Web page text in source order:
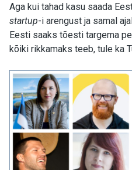
Aga kui tahad kasu saada
startup-i arengust ja samal
Eesti saaks tõesti targema
kõiki rikkamaks teeb, tule ka